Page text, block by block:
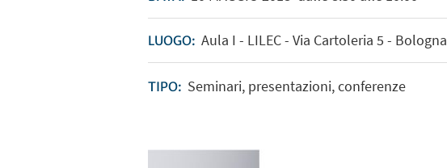
LUOGO: Aula I - LILEC - Via Cartoleria 5 - Bologna
TIPO: Seminari, presentazioni, conferenze